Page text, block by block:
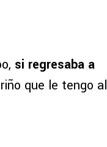
si regresaba a
que le tengo al